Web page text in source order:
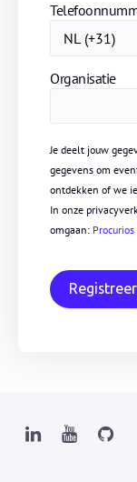
Organisatie
Je deelt jouw
gegevens om
ontdekken of we
In onze
omgaan: Procurios
Registreer